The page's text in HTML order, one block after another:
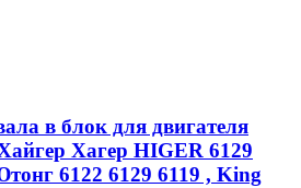
в блок для двигателя
Хагер HIGER 6129
6122 6129 6119 , King